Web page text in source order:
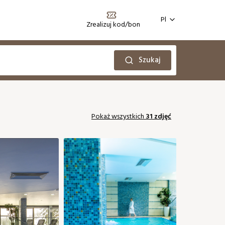
Zrealizuj kod/bon Pl
06
79 €
20
83 €
27
Wt Śr Cz
01
05
79 €
06
79 € 79 € 79 €
12
79 €
13
79 € 14 15
19 20 21 22
2
0
Szukaj
Pokaż wszystkich31 zdjęć